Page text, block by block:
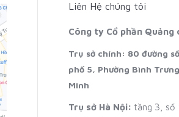
Liên Hệ chúng tôi
Công ty Cổ phần Quảng
Trụ sở chính: 80 đường
phố 5, Phường Bình
Minh
Trụ sở Hà Nội: tầng 3, số